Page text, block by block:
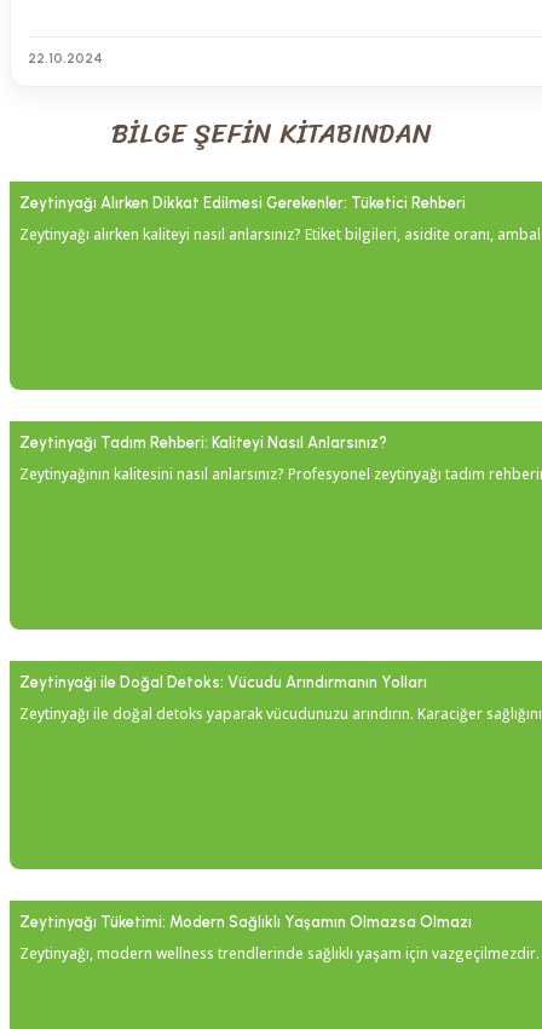
22.10.2024
BİLGE ŞEFİN KİTABINDAN
Zeytinyağı Alırken Dikkat Edilmesi Gerekenler: Tüketici Rehberi
Zeytinyağı alırken kaliteyi nasıl anlarsınız? Etiket bilgileri, asidite oranı,
Zeytinyağı Tadım Rehberi: Kaliteyi Nasıl Anlarsınız?
Zeytinyağının kalitesini nasıl anlarsınız? Profesyonel zeytinyağı tadım
Zeytinyağı ile Doğal Detoks: Vücudu Arındırmanın Yolları
Zeytinyağı ile doğal detoks yaparak vücudunuzu arındırın. Karaciğer
Zeytinyağı Tüketimi: Modern Sağlıklı Yaşamın Olmazsa Olmazı
Zeytinyağı, modern wellness trendlerinde sağlıklı yaşam için vazgeçilmezdir.